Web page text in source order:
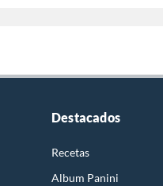
Destacados
Recetas
Album Panini